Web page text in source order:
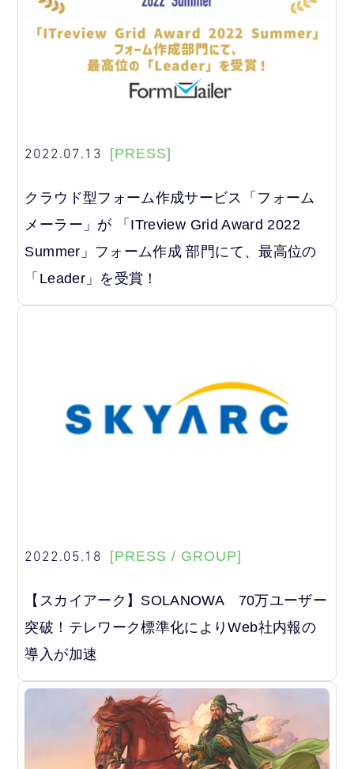
2022.07.13 [PRESS]
クラウド型フォーム作成サービス「フォーム
メーラー」が 「ITreview Grid Award 2022
Summer」フォーム作成 部門にて、最高位の
「Leader」を受賞！
2022.05.18 [PRESS / GROUP]
【スカイアーク】SOLANOWA 70万ユーザー
突破！テレワーク標準化によりWeb社内報の
導入が加速